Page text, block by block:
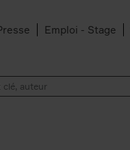
Emploi - Stage